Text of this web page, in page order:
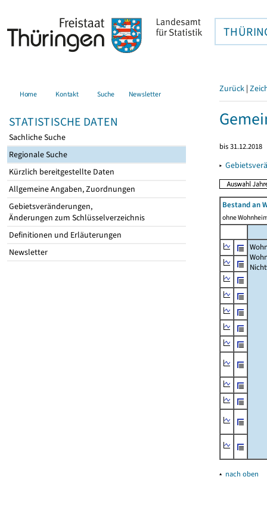
Home Kontakt Suche Newsletter
STATISTISCHE DATEN
Sachliche Suche
Regionale Suche
Kürzlich bereitgestellte Daten
Allgemeine Angaben, Zuordnungen
Gebietsveränderungen,
Änderungen zum Schlüsselverzeichnis
Definitionen und Erläuterungen
Newsletter
Zurück |
bis 31.12.2018
▸
Bestand an
ohne
▴ nach oben